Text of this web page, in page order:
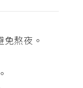
熬夜。